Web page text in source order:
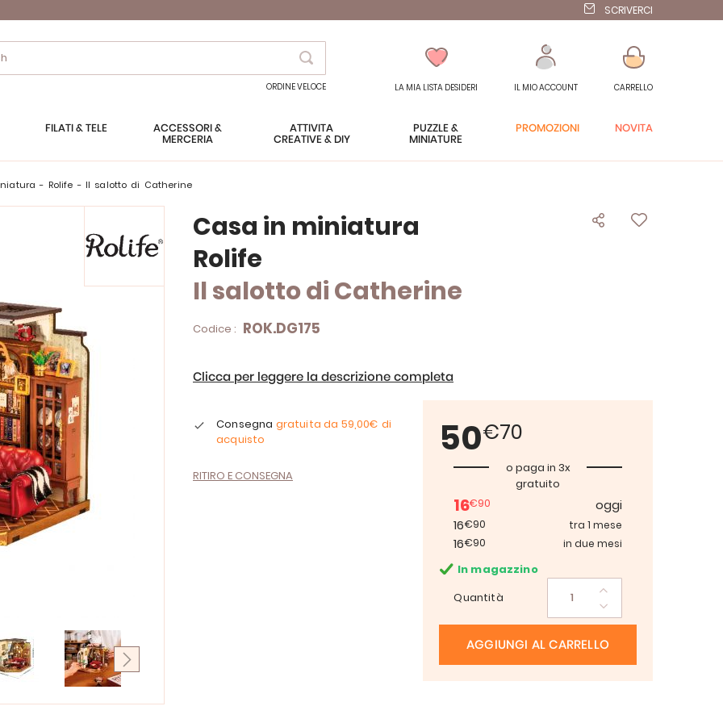
SCRIVERCI
Search
ORDINE VELOCE LA MIA LISTA DESIDERI IL MIO ACCOUNT CARRELLO
FILATI & TELE
ACCESSORI &
MERCERIA
ATTIVITÀ
CREATIVE & DIY
PUZZLE &
MINIATURE
PROMOZIONI NOVITÀ
- Rolife - Il salotto di Catherine
Casa in miniatura
Rolife
Il salotto di Catherine
Codice : ROK.DG175
Clicca per leggere la descrizione completa
50€70
o paga in 3x
gratuito
16€90
oggi
16€90 tra 1 mese
16€90 in due mesi
In magazzino
Quantità
AGGIUNGI AL CARRELLO
Consegna gratuita da 59,00€ di
acquisto
RITIRO E CONSEGNA